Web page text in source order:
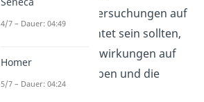
philosophische Untersuchungen auf
Probleme ausgerichtet sein sollten,
die tatsächliche Auswirkungen auf
das menschliche Leben und die
Gesellschaft haben.
4/7 – Dauer: 04:49
Homer
5/7 – Dauer: 04:24